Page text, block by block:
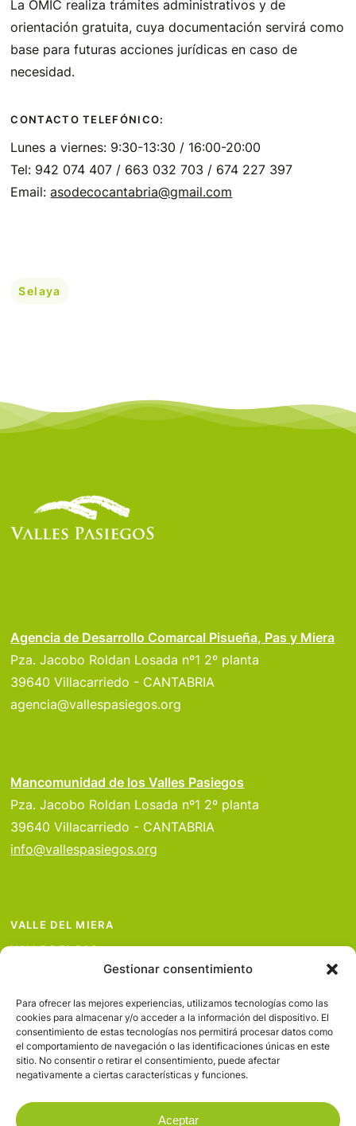
Gestionar consentimiento
Para ofrecer las mejores experiencias, utilizamos tecnologías como las
cookies para almacenar y/o acceder a la información del dispositivo. El
consentimiento de estas tecnologías nos permitirá procesar datos como
el comportamiento de navegación o las identificaciones únicas en este
sitio. No consentir o retirar el consentimiento, puede afectar
negativamente a ciertas características y funciones.
Aceptar
La OMIC realiza trámites administrativos y de
orientación gratuita, cuya documentación servirá como
base para futuras acciones jurídicas en caso de
necesidad.
CONTACTO TELEFÓNICO:
Lunes a viernes: 9:30-13:30 / 16:00-20:00
Tel: 942 074 407 / 663 032 703 / 674 227 397
Email:asodecocantabria@gmail.com
Selaya
Agencia de Desarrollo Comarcal Pisueña, Pas y Miera
Pza. Jacobo Roldan Losada nº1 2º planta
39640 Villacarriedo - CANTABRIA
agencia@vallespasiegos.org
Mancomunidad de los Valles Pasiegos
Pza. Jacobo Roldan Losada nº1 2º planta
39640 Villacarriedo - CANTABRIA
info@vallespasiegos.org
VALLE DEL MIERA
VALLE DEL PAS
VALLE DEL PISUEÑA
PROYECTOS
SERVICIOS
AVISO LEGAL